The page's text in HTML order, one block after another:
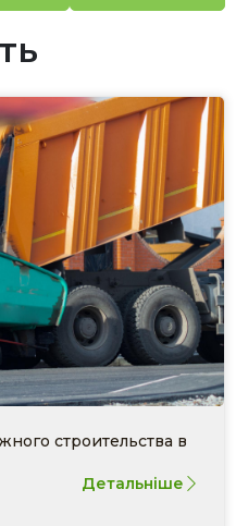
строительства в
Детальніше